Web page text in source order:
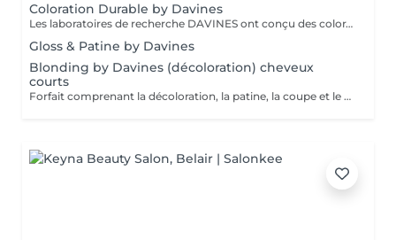
Coloration Durable by Davines
Les laboratoires de recherche DAVINES ont conçu des colorations innovantes qui renforcent la fibre capillaire, capable de créer encore plus d'éclat, d'éclaircir délicatement et selon votre besoin, de couvrir les cheveux blancs en douceur et durablement, avec une brillance riche en reflets et des résultats couleur dimensionnels. Nos services coloration Davines : - Mask, système de coloration permanente, tenue longue durée, couvrance parfaite des cheveux blancs - A New Color, système de coloration permanente sans ammoniaque. Couleur Davines Éclat, Soin & Respect du Cheveu La coloration Davines allie performance et respect de la fibre capillaire grâce à des formules enrichies en ingrédients naturels et durables. Que vous souhaitiez une couleur intense, un effet naturel ou un reflet subtil, nos experts vous conseillent pour un résultat sur mesure, lumineux et longue tenue. Pourquoi choisir la coloration Davines ? Formules douces pour un confort optimal Couleurs éclatantes et longue tenue grâce aux pigments de haute qualité Respect de la fibre capillaire avec des ingrédients nourrissants et protecteurs Adapté à toutes les envies : couverture des cheveux blancs, reflets naturels, couleurs intenses Déroulement du soin : 1 Diagnostic couleur pour définir la nuance idéale selon votre teint et votre base naturelle 2 Application de la coloration Davines avec une technique adaptée (racines, mèches, balayage) 3 Temps de pose optimisé pour garantir un résultat homogène et lumineux 4 Soin profond nourrissant pour préserver la douceur et la brillance des cheveux 5 Coiffage et révélation de la couleur pour sublimer votre nouvelle teinte Résultat : une couleur vibrante, brillante et pleine de vie, tout en douceur ! Entretien : Prolongez l'éclat de votre couleur avec les soins adaptés Davines recommandés par nos experts.
Gloss & Patine by Davines
Blonding by Davines (décoloration) cheveux
courts
Forfait comprenant la décoloration, la patine, la coupe et le styling. Un diagnostic personnalisé sera réalisé lors de la prestation.